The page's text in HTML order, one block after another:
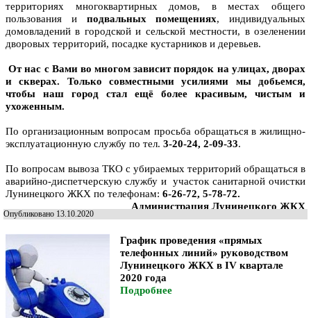
территориях много­квартирных домов, в местах общего
пользования и подвальных помещениях, индивидуальных
домовладений в городской и сельской местности, в озеленении
дворовых территорий, посадке кустарников и деревьев.
От нас с Вами во многом зависит порядок на улицах, дворах
и скве­рах. Только совместными усилиями мы добьемся,
чтобы наш город стал ещё более красивым, чистым и
ухоженным.
По организационным вопросам просьба обращаться в жилищно-
эксплуатационную службу по тел. 3-20-24, 2-09-33.
По вопросам вывоза ТКО с убираемых территорий обращаться в
аварийно-диспетчерскую службу и
участок санитарной очистки
Лунинец­кого ЖКХ по телефонам: 6-26-72, 5-78-72.
Администрация Лунинецкого ЖКХ
Опубликовано 13.10.2020
График проведения «прямых
телефонных линий» руководством
Лунинецкого ЖКХ в IV квартале
2020 года
Подробнее